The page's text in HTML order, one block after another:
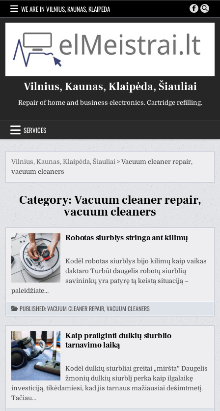
Skip
content
WE ARE IN VILNIUS, KAUNAS, KLAIPEDA
Vilnius, Kaunas, Klaipėda, Šiauliai
Repair of home and business electronics. Cartridge refilling.
SERVICES
Vilnius, Kaunas, Klaipėda, Šiauliai >Vacuum cleaner repair,
vacuum cleaners
Category:Vacuum cleaner repair,
vacuum cleaners
Robotas siurblys stringa ant kilimų
Kodėl robotas siurblys bijo kilimų kaip vaikas
daktaro Turbūt daugelis robotų siurblių
savininkų yra patyrę tą keistą situaciją –
paleidžiate…
PUBLISHED:VACUUM CLEANER REPAIR, VACUUM CLEANERS
Kaip prailginti dulkių siurblio
tarnavimo laiką
Kodėl dulkių siurbliai greitai „miršta” Daugelis
žmonių dulkių siurblį perka kaip ilgalaikę
investiciją, tikėdamiesi, kad jis tarnaus mažiausiai dešimtmetį.
Tačiau…